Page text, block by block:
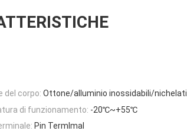
del corpo: Ottone/alluminio inossidabili/nichelati
di funzionamento: -20℃~+55℃
Pin Termlmal